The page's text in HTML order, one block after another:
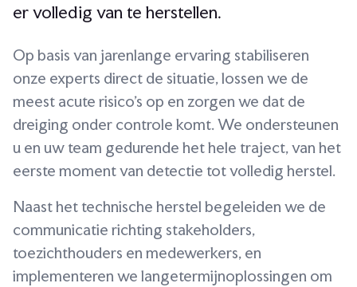
er volledig van te herstellen.
Op basis van jarenlange ervaring stabiliseren
onze experts direct de situatie, lossen we de
meest acute risico's op en zorgen we dat de
dreiging onder controle komt. We ondersteunen
u en uw team gedurende het hele traject, van het
eerste moment van detectie tot volledig herstel.
Naast het technische herstel begeleiden we de
communicatie richting stakeholders,
toezichthouders en medewerkers, en
implementeren we langetermijnoplossingen om